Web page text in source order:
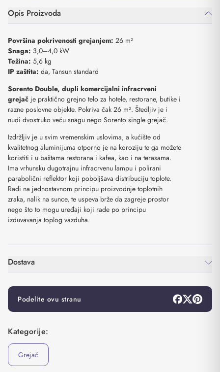
Opis Proizvoda
Površina pokrivenosti grejanjem: 26 m²
Snaga: 3,0–4,0 kW
Težina: 5,6 kg
IP zaštita: da, Tansun standard
Sorento Double, dupli komercijalni infracrveni
grejač je praktično grejno telo za hotele, restorane, butike i
razne poslovne objekte. Pokriva čak 26 m². Štedljiv je i
nudi dvostruko veću snagu nego Sorento single grejač.
Izdržljiv je u svim vremenskim uslovima, a kućište od
kvalitetnog aluminijuma otporno je na koroziju te ga možete
koristiti i u baštama restorana i kafea, kao i na terasama.
Ima vrhunsku dugotrajnu infracrvenu lampu i polirani
parabolični reflektor koji poboljšava distribuciju toplote.
Radi na jednostavnom principu proizvodnje toplotnih
zraka, nalik na sunce, te uspeva brže da zagreje prostor
nego što to mogu uređaji koji rade po principu
izduvavanja toplog vazduha.
Dostava
Podelite ovu stranu
Kategorije:
Grejač